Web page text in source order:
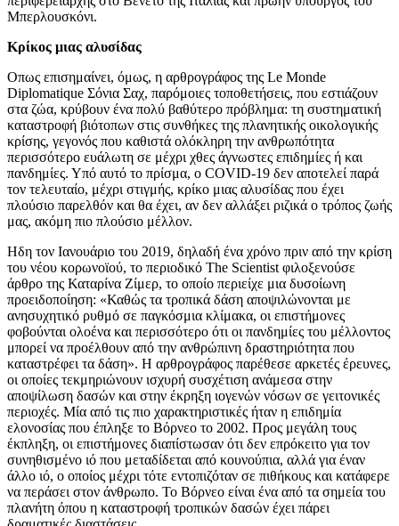
Μπερλουσκόνι.
Κρίκος μιας αλυσίδας
Οπως επισημαίνει, όμως, η αρθρογράφος της Le Monde
Diplomatique Σόνια Σαχ, παρόμοιες τοποθετήσεις, που εστιάζουν
στα ζώα, κρύβουν ένα πολύ βαθύτερο πρόβλημα: τη συστηματική
καταστροφή βιότοπων στις συνθήκες της πλανητικής οικολογικής
κρίσης, γεγονός που καθιστά ολόκληρη την ανθρωπότητα
περισσότερο ευάλωτη σε μέχρι χθες άγνωστες επιδημίες ή και
πανδημίες. Υπό αυτό το πρίσμα, ο COVID-19 δεν αποτελεί παρά
τον τελευταίο, μέχρι στιγμής, κρίκο μιας αλυσίδας που έχει
πλούσιο παρελθόν και θα έχει, αν δεν αλλάξει ριζικά ο τρόπος ζωής
μας, ακόμη πιο πλούσιο μέλλον.
Ηδη τον Ιανουάριο του 2019, δηλαδή ένα χρόνο πριν από την κρίση
του νέου κορωνοϊού, το περιοδικό The Scientist φιλοξενούσε
άρθρο της Καταρίνα Ζίμερ, το οποίο περιείχε μια δυσοίωνη
προειδοποίηση: «Καθώς τα τροπικά δάση αποψιλώνονται με
ανησυχητικό ρυθμό σε παγκόσμια κλίμακα, οι επιστήμονες
φοβούνται ολοένα και περισσότερο ότι οι πανδημίες του μέλλοντος
μπορεί να προέλθουν από την ανθρώπινη δραστηριότητα που
καταστρέφει τα δάση». Η αρθρογράφος παρέθεσε αρκετές έρευνες,
οι οποίες τεκμηριώνουν ισχυρή συσχέτιση ανάμεσα στην
αποψίλωση δασών και στην έκρηξη ιογενών νόσων σε γειτονικές
περιοχές. Μία από τις πιο χαρακτηριστικές ήταν η επιδημία
ελονοσίας που έπληξε το Βόρνεο το 2002. Προς μεγάλη τους
έκπληξη, οι επιστήμονες διαπίστωσαν ότι δεν επρόκειτο για τον
συνηθισμένο ιό που μεταδίδεται από κουνούπια, αλλά για έναν
άλλο ιό, ο οποίος μέχρι τότε εντοπιζόταν σε πιθήκους και κατάφερε
να περάσει στον άνθρωπο. Το Βόρνεο είναι ένα από τα σημεία του
πλανήτη όπου η καταστροφή τροπικών δασών έχει πάρει